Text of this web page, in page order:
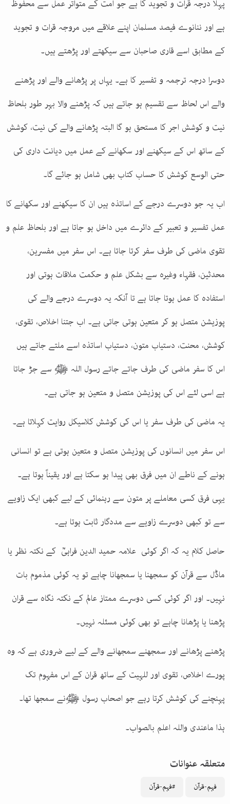
پہلا درجہ قرات و تجوید کا ہے جو امت کے متواتر عمل سے محفوظ
ہے اور ننانوے فیصد مسلمان اپنے علاقے میں مروجہ قرات و تجوید
کے مطابق اسے قاری صاحبان سے سیکھتے اور پڑھتے ہیں۔
دوسرا درجہ ترجمہ و تفسیر کا ہے۔ یہاں پر پڑھانے والے اور پڑھنے
والے اس لحاظ سے تقسیم ہو جاتے ہیں کہ پڑھنے والا بہر طور بلحاظ
نیت و کوشش اجر کا مستحق ہو گا البتہ پڑھانے والے کی نیت، کوشش
کے ساتھ اس کے سیکھنے اور سکھانے کے عمل میں دیانت داری کی
حتی الوسع کوشش کا حساب کتاب بھی شامل ہو جائے گا۔
اب یہ جو دوسرے درجے کے اساتذہ ہیں ان کا سیکھنے اور سکھانے کا
عمل تفسیر و تعبیر کے دائرے میں داخل ہو جاتا ہے اور بلحاظ علم و
تقوی ماضی کی طرف سفر کرتا جاتا ہے۔ اس سفر میں مفسرین،
محدثین، فقہاء وغیرہ سے بشکل علم و حکمت ملاقات ہوتی اور
استفادہ کا عمل ہوتا جاتا ہے تا آنکہ یہ دوسرے درجے والے کی
پوزیشن متصل ہو کر متعین ہوتی جاتی ہے۔ اب جتنا اخلاص، تقوی،
کوشش، محنت، دستیاب متون، دستیاب اساتذہ اسے ملتے جاتے ہیں
اس کا سفر ماضی کی طرف جاتے جاتے رسول اللہ ﷺ سے جڑ جاتا
ہے اسی لئے اس کی پوزیشن متصل و متعین ہو جاتی ہے۔
یہ ماضی کی طرف سفر یا اس کی کوشش کلاسیکل روایت کہلاتا ہے۔
اس سفر میں انسانوں کی پوزیشن متصل و متعین ہوتی ہے تو انسانی
ہونے کے ناطے ان میں فرق بھی پیدا ہو سکتا ہے اور یقیناً ہوتا ہے۔
یہی فرق کسی معاملے پر متون سے رہنمائی کے لیے کبھی ایک زاویے
سے تو کبھی دوسرے زاویے سے مددگار ثابت ہوتا ہے۔
حاصل کلام یہ کہ اگر کوئی علامہ حمید الدین فراہیؒ کے نکتہ نظر یا
ماڈل سے قرآن کو سمجھنا یا سمجھانا چاہے تو یہ کوئی مذموم بات
نہیں۔ اور اگر کوئی کسی دوسرے ممتاز عالم کے نکتہ نگاہ سے قران
پڑھنا یا پڑھانا چاہے تو بھی کوئی مسئلہ نہیں۔
پڑھنے پڑھانے اور سمجھنے سمجھانے والے کے لیے ضروری ہے کہ وہ
پورے اخلاص، تقوی اور للہیت کے ساتھ قران کے اس مفہوم تک
پہنچنے کی کوشش کرتا رہے جو اصحاب رسول ﷺنے سمجھا تھا۔
ہذا ماعندی واللہ اعلم بالصواب۔
متعلقہ عنوانات
فہم-قرآن #فہم-قرآن